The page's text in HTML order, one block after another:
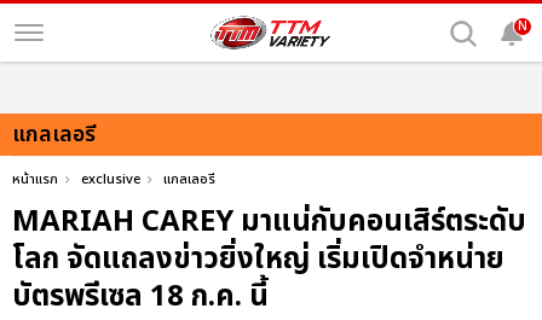
N
แกลเลอรี
หน้าแรก exclusive แกลเลอรี
MARIAH CAREY มาแน่กับคอนเสิร์ตระดับ
โลก จัดแถลงข่าวยิ่งใหญ่ เริ่มเปิดจำหน่าย
บัตรพรีเซล 18 ก.ค. นี้